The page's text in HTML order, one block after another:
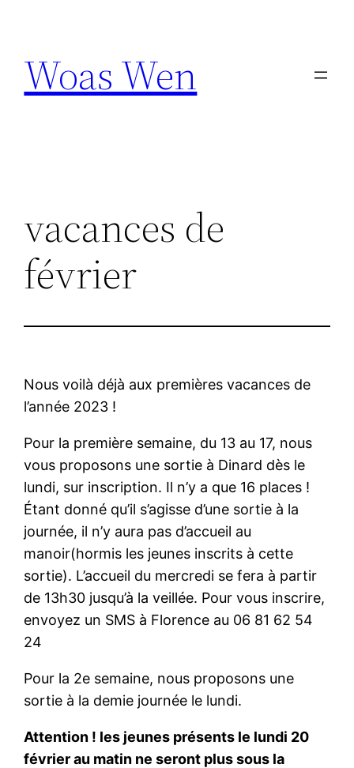
contenu
Woas Wen
vacances de
février
Nous voilà déjà aux premières vacances de
l’année 2023 !
Pour la première semaine, du 13 au 17, nous
vous proposons une sortie à Dinard dès le
lundi, sur inscription. Il n’y a que 16 places !
Étant donné qu’il s’agisse d’une sortie à la
journée, il n’y aura pas d’accueil au
manoir(hormis les jeunes inscrits à cette
sortie). L’accueil du mercredi se fera à partir
de 13h30 jusqu’à la veillée. Pour vous inscrire,
envoyez un SMS à Florence au 06 81 62 54
24
Pour la 2e semaine, nous proposons une
sortie à la demie journée le lundi.
Attention ! les jeunes présents le lundi 20
février au matin ne seront plus sous la